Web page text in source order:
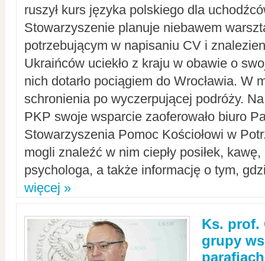
ruszył kurs języka polskiego dla
Stowarzyszenie planuje niebawem
potrzebującym w napisaniu CV i
Ukraińców uciekło z kraju w obawie o
nich dotarło pociągiem do Wrocławia. W
schronienia po wyczerpującej podróży.
PKP swoje wsparcie zaoferowało biuro
Stowarzyszenia Pomoc Kościołowi w
mogli znaleźć w nim ciepły posiłek,
psychologa, a także informację o tym,
więcej »
Ks. prof.
grupy
parafiach